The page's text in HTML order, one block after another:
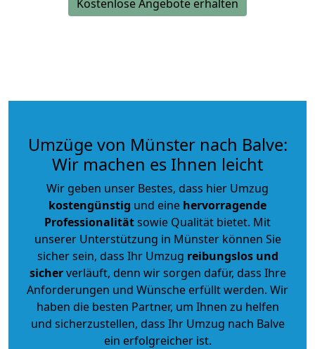
Kostenlose Angebote erhalten
Umzüge von Münster nach Balve:
Wir machen es Ihnen leicht
Wir geben unser Bestes, dass hier Umzug
kostengünstig und eine hervorragende
Professionalitätsowie Qualität bietet. Mit
unserer Unterstützung in Münster können Sie
sicher sein, dass Ihr Umzug reibungslos und
sicherverläuft, denn wir sorgen dafür, dass Ihre
Anforderungen und Wünsche erfüllt werden. Wir
haben die besten Partner, um Ihnen zu helfen
und sicherzustellen, dass Ihr Umzug nach Balve
ein erfolgreicher ist.